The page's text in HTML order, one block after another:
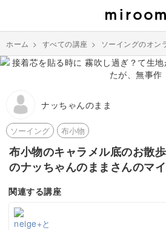
ホーム > すべての講座 > ソーイングのオン
ナッちゃんのまま
ソーイング 布小物
布小物のキャラメル底のお散
のナッちゃんのままさんのマ
関連する講座